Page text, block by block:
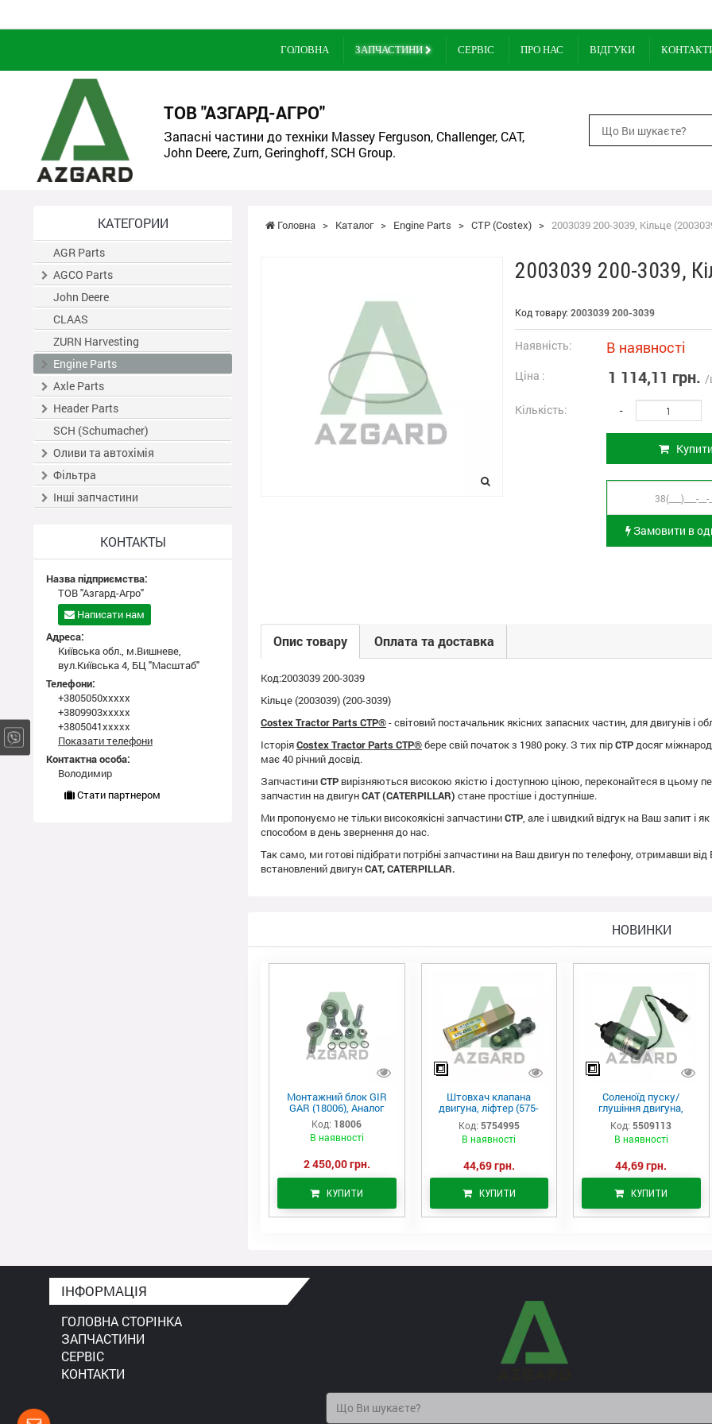
ГОЛОВНА ЗАПЧАСТИНИ СЕРВІС ПРО НАС ВІДГУКИ
ТОВ "АЗГАРД-АГРО"
Запасні частини до техніки Massey Ferguson, Challenger, CAT,
John Deere, Zurn, Geringhoff, SCH Group.
Головна > Каталог > Engine Parts > CTP (Costex) > 2003039 200-3039, Кільце
2003039 200-3039,
Код товару: 2003039 200-3039
Наявність: В наявності
Ціна : 1 114,11 грн. /
Кількість: -
Купити
Замовити в
Опис товару Оплата та доставка
Код:2003039 200-3039
Кільце (2003039) (200-3039)
Costex Tractor Parts CTP®- світовий постачальник якісних запасних частин, для двигунів і
ІсторіяCostex Tractor Parts CTP®бере свій початок з 1980 року. З тих пірCTPдосяг
має 40 річний досвід.
ЗапчастиниCTP вирізняються високою якістю і доступною ціною, переконайтеся в цьому
запчастин на двигунCAT (CATERPILLAR) стане простіше і доступніше.
Ми пропонуємо не тільки високоякісні запчастиниCTP, але і швидкий відгук на Ваш запит і
способом в день звернення до нас.
Так само, ми готові підібрати потрібні запчастини на Ваш двигун по телефону, отримавши
встановлений двигунCAT, CATERPILLAR.
НОВИНКИ
Монтажний блок GIR
GAR (18006), Аналог
Код: 18006
В наявності
2 450,00 грн.
КУПИТИ
Штовхач клапана
двигуна, ліфтер (575-
4995)
Код: 5754995
В наявності
44,69 грн.
КУПИТИ
Соленоїд пуску/
глушіння двигуна,
актуатор (550-9113)
Код: 5509113
В наявності
44,69 грн.
КУПИТИ
КАТЕГОРИИ
AGR Parts
AGCO Parts
John Deere
CLAAS
ZURN Harvesting
Engine Parts
Axle Parts
Header Parts
SCH (Schumacher)
Оливи та автохімія
Фільтра
Інші запчастини
КОНТАКТЫ
Назва підприємства:
ТОВ "Азгард-Агро"
Написати нам
Адреса:
Київська обл., м.Вишневе,
вул.Київська 4, БЦ "Масштаб"
Телефони:
+3805050xxxxx
+3809903xxxxx
+3805041xxxxx
Показати телефони
Контактна особа:
Володимир
Стати партнером
ІНФОРМАЦІЯ
ГОЛОВНА СТОРІНКА
ЗАПЧАСТИНИ
СЕРВІС
КОНТАКТИ